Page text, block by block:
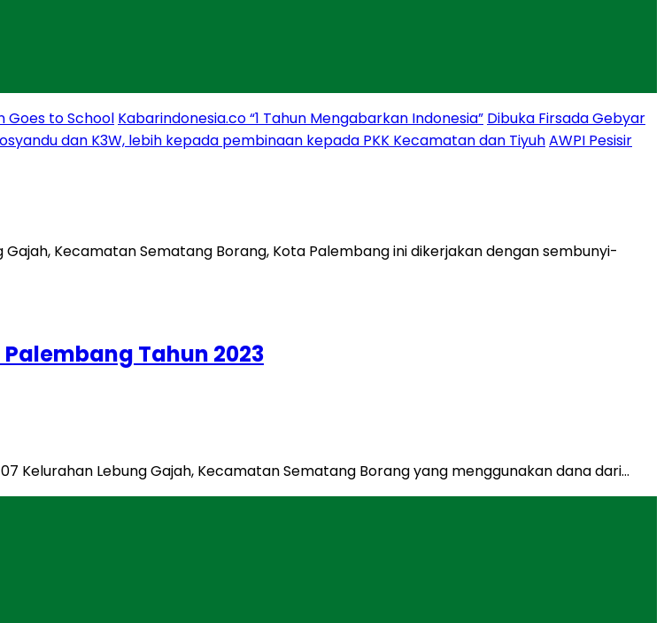
Goes to School Kabarindonesia.co “1 Tahun Mengabarkan Indonesia” Dibuka Firsada Gebyar
dan K3W, lebih kepada pembinaan kepada PKK Kecamatan dan TiyuhAWPI Pesisir
Tahun 2023
Kelurahan Lebung Gajah, Kecamatan Sematang Borang yang menggunakan dana dari…